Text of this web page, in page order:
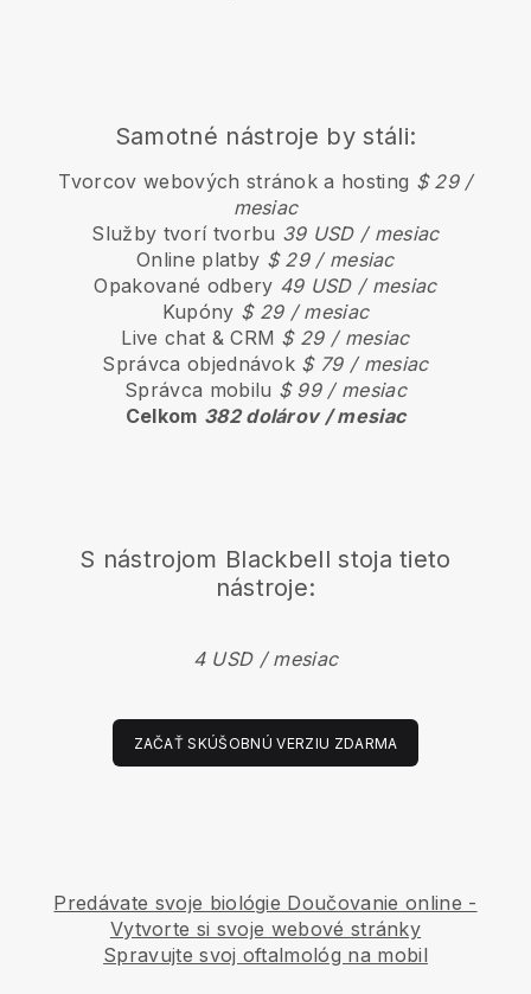
Samotné nástroje by stáli:
Tvorcov webových stránok a hosting $ 29 /
mesiac
Služby tvorí tvorbu 39 USD / mesiac
Online platby $ 29 / mesiac
Opakované odbery 49 USD / mesiac
Kupóny $ 29 / mesiac
Live chat & CRM $ 29 / mesiac
Správca objednávok $ 79 / mesiac
Správca mobilu $ 99 / mesiac
Celkom 382 dolárov / mesiac
S nástrojom Blackbell stoja tieto
nástroje:
4 USD / mesiac
ZAČAŤ SKÚŠOBNÚ VERZIU ZDARMA
Predávate svoje biológie Doučovanie online -
Vytvorte si svoje webové stránky
Spravujte svoj oftalmológ na mobil